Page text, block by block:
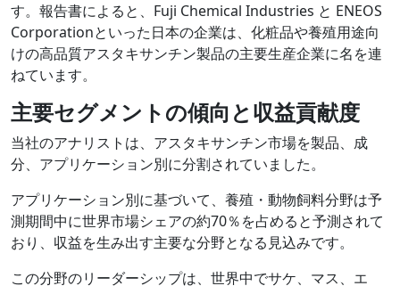
す。報告書によると、Fuji Chemical Industries と ENEOS
Corporationといった日本の企業は、化粧品や養殖用途向
けの高品質アスタキサンチン製品の主要生産企業に名を連
ねています。
主要セグメントの傾向と収益貢献度
当社のアナリストは、アスタキサンチン市場を製品、成
分、アプリケーション別に分割されていました。
アプリケーション別に基づいて、養殖・動物飼料分野は予
測期間中に世界市場シェアの約70％を占めると予測されて
おり、収益を生み出す主要な分野となる見込みです。
この分野のリーダーシップは、世界中でサケ、マス、エ